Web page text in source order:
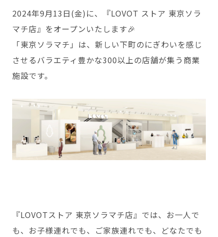
LOVOT 3.0について詳しく
費用をシミュレーション / 購入
LOVOT 2.0
LOVOT 2.0について詳しく
費用をシミュレーション / 購入
公式ウェア
価格・暮らしの費用を詳しく
ペットとして
大切な方への贈りものとして
実証実験
15分の触れ合いでストレス低減
近くの会える場所を探す
LIVE配信
LOVOT購入キャンペーン
LOVOTの返金保証
ご購入前のよくある質問
今月のキャンペーン情報
24回分割払い特別低金利
LOVOT紹介制度
訪問設定サポート
これからLOVOTをお迎えしたい方へ
お迎えを迷われている方へ
LOVOTオーナーの方へ
お役立ちガイド
定期メンテナンス・治療
サポートサービス(ご契約者様用)
LOVOT コンシェルジュ
法人のお客様へ
OFFICE LOVOT
LOVOT 導入事例
法人様限定 無料お試し導入
ふるさと納税
LOVOT本体・グッズ
お知らせ
2024年9月13日(金)に、『LOVOT ストア 東京ソラ
マチ店』をオープンいたします🎉
「東京ソラマチ」は、新しい下町のにぎわいを感じ
させるバラエティ豊かな300以上の店舗が集う商業
施設です。
『LOVOTストア 東京ソラマチ店』では、お一人で
も、お子様連れでも、ご家族連れでも、どなたでも